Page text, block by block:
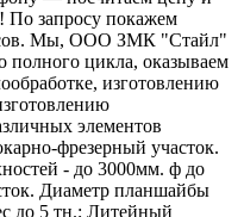
По запросу покажем
Мы, ООО ЗМК "Стайл"
полного цикла, оказываем
изготовлению
элементов
фрезерный участок.
- до 3000мм. ф до
Диаметр планшайбы
до 5 тн.; Литейный